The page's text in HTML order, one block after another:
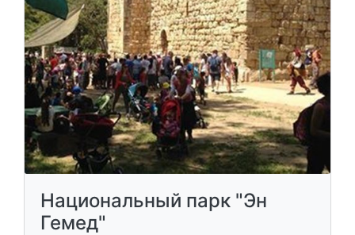
Национальный парк "Эн
Гемед"